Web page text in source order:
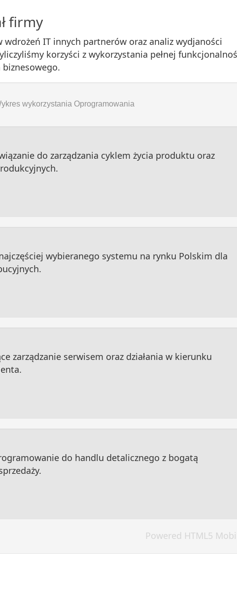
firmy
wdrożeń IT innych partnerów oraz analiz wydjaności
korzyści z wykorzystania pełnej
wykorzystania Oprogramowania
do zarządzania cyklem życia produktu oraz
wybieranego systemu na rynku Polskim dla
zarządzanie serwisem oraz działania w kierunku
do handlu detalicznego z bogatą
Powered HTML5